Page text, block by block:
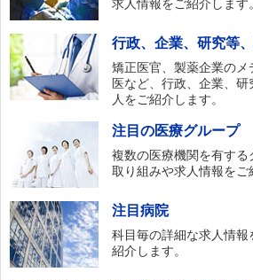
求人情報をご紹介します
行政、企業、研究等
矯正医官、製薬企業の
医など、行政、企業、
人をご紹介します。
注目の医療グループ
複数の医療機関を有す
取り組みや求人情報をご
注目病院
科目毎の詳細な求人情
紹介します。